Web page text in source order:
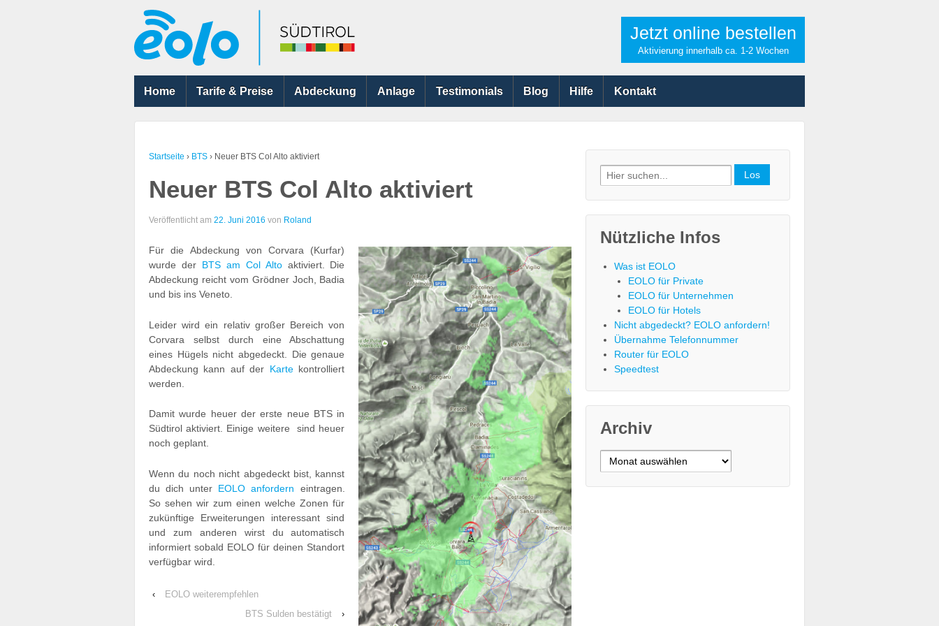
Jetzt online bestellen
Aktivierung innerhalb ca. 1-2 Wochen
Home Tarife & Preise Abdeckung Anlage Testimonials Blog Hilfe Kontakt
Startseite › BTS › Neuer BTS Col Alto aktiviert
Neuer BTS Col Alto aktiviert
Veröffentlicht am 22. Juni 2016 von Roland
Für die Abdeckung von Corvara (Kurfar)
wurde der BTS am Col Altoaktiviert. Die
Abdeckung reicht vom Grödner Joch, Badia
und bis ins Veneto.
Leider wird ein relativ großer Bereich von
Corvara selbst durch eine Abschattung
eines Hügels nicht abgedeckt. Die genaue
Abdeckung kann auf der Karte kontrolliert
werden.
Damit wurde heuer der erste neue BTS in
Südtirol aktiviert. Einige weitere sind heuer
noch geplant.
Wenn du noch nicht abgedeckt bist, kannst
du dich unter EOLO anfordern eintragen.
So sehen wir zum einen welche Zonen für
zukünftige Erweiterungen interessant sind
und zum anderen wirst du automatisch
informiert sobald EOLO für deinen Standort
verfügbar wird.
‹
EOLO weiterempfehlen
BTS Sulden bestätigt
›
Search
for:
Nützliche Infos
Was ist EOLO
EOLO für Private
EOLO für Unternehmen
EOLO für Hotels
Nicht abgedeckt? EOLO anfordern!
Übernahme Telefonnummer
Router für EOLO
Speedtest
Archiv
Archiv